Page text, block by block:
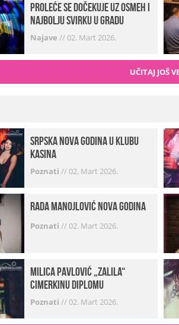
Proleće se dočekuje uz osmeh i
najbolju svirku u gradu
Najave //02. Mart 2026.
UČITAJ JOŠ
Srpska Nova godina u klubu
Kasina
Poznati //02. Mart 2026.
Rada Manojlović Nova godina
Poznati //02. Mart 2026.
Milica Pavlović „zalila“
cimerkinu diplomu
Poznati //02. Mart 2026.